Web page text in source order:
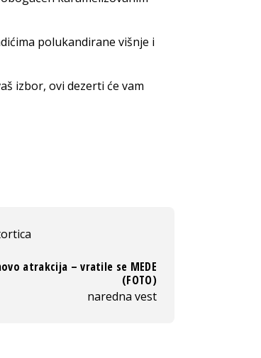
polukandirane višnje i
izbor, ovi dezerti će vam
atrakcija – vratile se MEDE
(FOTO)
naredna vest